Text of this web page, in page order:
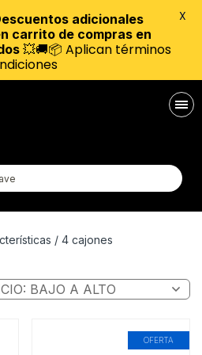
/ 4 cajones
OFERTA
adicionales
carrito de compras en
💥🚚📦 Aplican términos
X